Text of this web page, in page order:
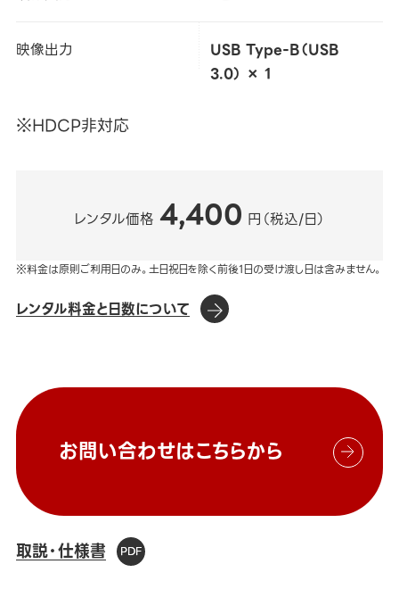
映像出力
USB Type-B（USB
3.0） × 1
※HDCP非対応
レンタル価格 4,400 円（税込/日）
※料金は原則ご利用日のみ。土日祝日を除く前後1日の受け渡し日は含みません。
レンタル料金と日数について
お問い合わせはこちらから
取説・仕様書